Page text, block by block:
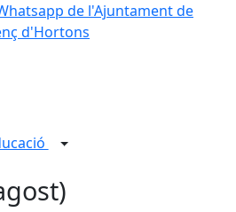
de l'Ajuntament de
d'Hortons